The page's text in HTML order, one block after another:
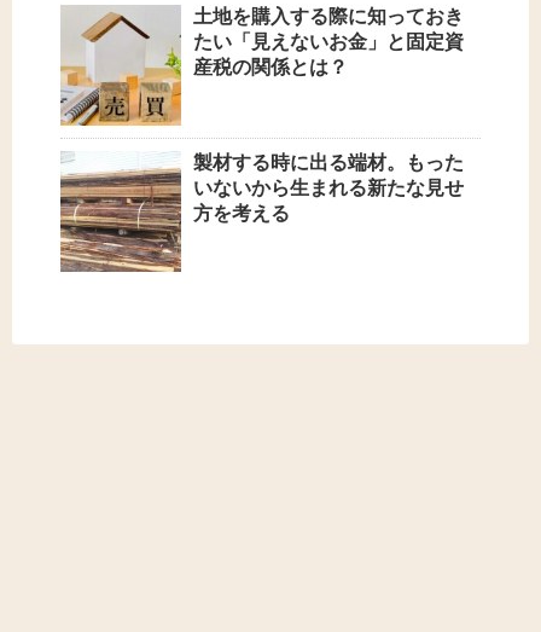
土地を購入する際に知っておき
たい「見えないお金」と固定資
産税の関係とは？
製材する時に出る端材。もった
いないから生まれる新たな見せ
方を考える